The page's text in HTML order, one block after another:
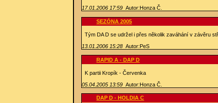
17.01.2006 17:59 Autor:Honza Č.
SEZÓNA 2005
Tým DA D se udržel i přes několik zaváhání v závěru
13.01.2006 15:28 Autor:PeS
RAPID A - DAP D
K partii Kropík - Červenka
05.04.2005 13:59 Autor:Honza Č.
DAP D - HOLDIA C